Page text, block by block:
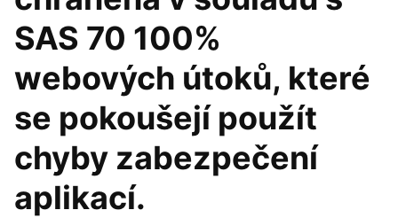
SAS 70 100%
webových útoků, které
se pokoušejí použít
chyby zabezpečení
aplikací.